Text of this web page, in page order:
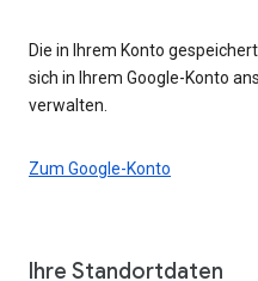
Die in Ihrem Konto
sich in Ihrem Google-Konto
verwalten.
Zum Google-Konto
Ihre Standortdaten